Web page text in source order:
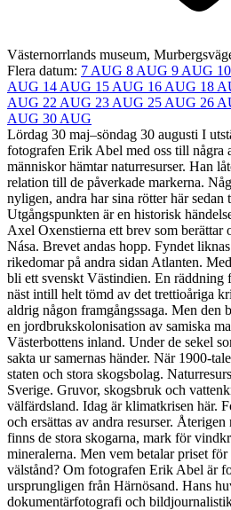
Västernorrlands museum,
Flera datum: 7 AUG 8 AUG 9 AUG
AUG 14 AUG 15 AUG 16 AUG 18
AUG 22 AUG 23 AUG 25 AUG 26
AUG 30 AUG
Lördag 30 maj–söndag 30 augusti I
fotografen Erik Abel med oss till några
människor hämtar naturresurser. Han
relation till de påverkade markerna.
nyligen, andra har sina rötter här sedan
Utgångspunkten är en historisk
Axel Oxenstierna ett brev som
Nása. Brevet andas hopp. Fyndet
rikedomar på andra sidan Atlanten.
bli ett svenskt Västindien. En räddning
näst intill helt tömd av det trettioåriga
aldrig någon framgångssaga. Men den
en jordbrukskolonisation av samiska
Västerbottens inland. Under de sekel
sakta ur samernas händer. När 1900-
staten och stora skogsbolag.
Sverige. Gruvor, skogsbruk och
välfärdsland. Idag är klimatkrisen här.
och ersättas av andra resurser.
finns de stora skogarna, mark för
mineralerna. Men vem betalar priset
välstånd? Om fotografen Erik Abel är
ursprungligen från Härnösand. Hans
dokumentärfotografi och